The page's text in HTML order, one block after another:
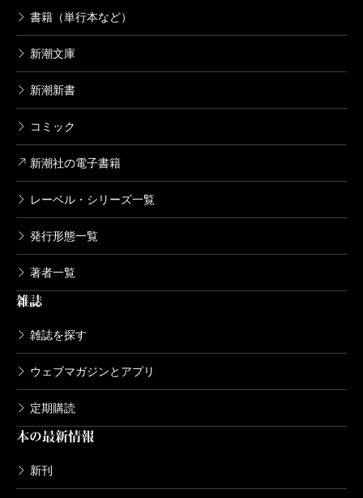
書籍（単行本など）
新潮文庫
新潮新書
コミック
新潮社の電子書籍
レーベル・シリーズ一覧
発行形態一覧
著者一覧
雑誌
雑誌を探す
ウェブマガジンとアプリ
定期購読
本の最新情報
新刊